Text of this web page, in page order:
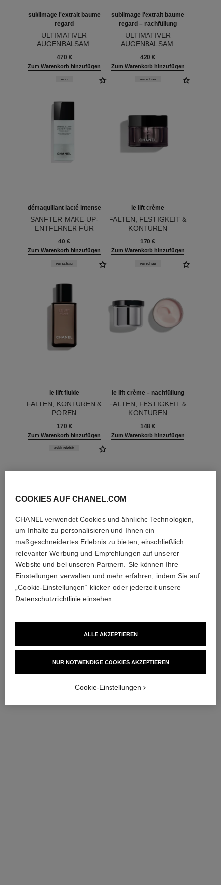
sublimage l'extrait baume
regard
ULTIMATIVER
AUGENBALSAM:
BAUT AUF
470 €
Zum Warenkorb hinzufügen
sublimage l'extrait baume
regard – nachfüllung
ULTIMATIVER
AUGENBALSAM:
BAUT AUF
420 €
Zum Warenkorb hinzufügen
démaquillant lacté intense
SANFTER MAKE-UP-
ENTFERNER FÜR
AUGEN UND LIPPEN
Ref. 133270
neu
40 €
Zum Warenkorb hinzufügen
le lift crème
FALTEN, FESTIGKEIT &
KONTUREN
Ref. 133700
vorschau
170 €
Zum Warenkorb hinzufügen
le lift fluide
FALTEN, KONTUREN &
POREN
vorschau
170 €
Zum Warenkorb hinzufügen
le lift crème – nachfüllung
FALTEN, FESTIGKEIT &
KONTUREN
vorschau
148 €
Zum Warenkorb hinzufügen
éclat premier bright 3-in-1
oil
DREIPHASIGES ÖL FÜR
SCHUTZ
exklusivität
COOKIES AUF CHANEL.COM
CHANEL verwendet Cookies und ähnliche Technologien,
um Inhalte zu personalisieren und Ihnen ein
maßgeschneidertes Erlebnis zu bieten, einschließlich
relevanter Werbung und Empfehlungen auf unserer
Website und bei unseren Partnern. Sie können Ihre
Einstellungen verwalten und mehr erfahren, indem Sie auf
„Cookie-Einstellungen“ klicken oder jederzeit unsere
Datenschutzrichtlinie einsehen.
NUR NOTWENDIGE COOKIES AKZEPTIEREN
ALLE AKZEPTIEREN
Cookie-Einstellungen